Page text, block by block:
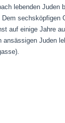
lebenden
Dem sechsköpfigen
auf einige Jahre
ansässigen Juden